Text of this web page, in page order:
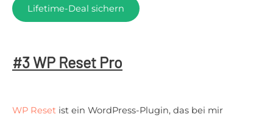
Lifetime-Deal sichern
#3 WP Reset Pro
WP Reset ist ein WordPress-Plugin, das bei mir